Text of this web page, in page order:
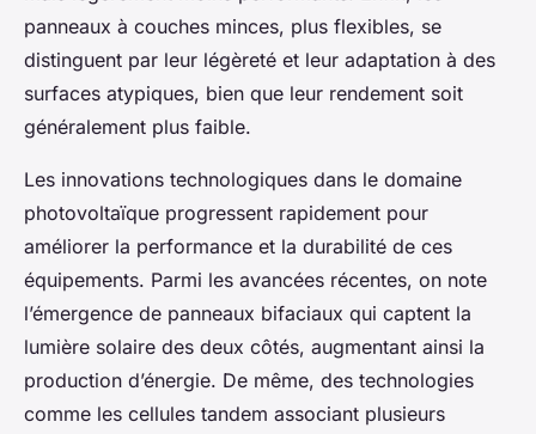
panneaux à couches minces, plus flexibles, se
distinguent par leur légèreté et leur adaptation à des
surfaces atypiques, bien que leur rendement soit
généralement plus faible.
Les innovations technologiques dans le domaine
photovoltaïque progressent rapidement pour
améliorer la performance et la durabilité de ces
équipements. Parmi les avancées récentes, on note
l’émergence de panneaux bifaciaux qui captent la
lumière solaire des deux côtés, augmentant ainsi la
production d’énergie. De même, des technologies
comme les cellules tandem associant plusieurs